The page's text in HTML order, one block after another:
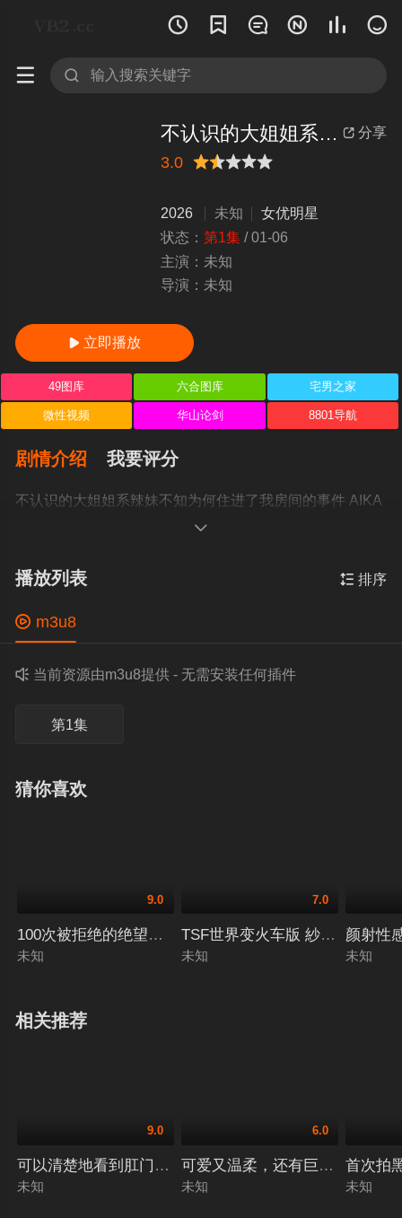
     
 
 分享
不认识的大姐姐系辣妹不知为何住进了我房间的事件 AIKA NACR-992
3.0
推荐力荐
2026 未知
女优明星
状态： 第1集/01-06
主演： 未知
导演： 未知
 立即播放
49图库 六合图库 宅男之家
微性视频 华山论剑 8801导航
剧情介绍 我要评分
不认识的大姐姐系辣妹不知为何住进了我房间的事件 AIKA

 排序
播放列表
 m3u8
 当前资源由m3u8提供 - 无需安装任何插件
第1集
猜你喜欢
9.0
未知
7.0
TSF世界变火车版 紗々原ゆり,
未知
颜射性
未知
相关推荐
9.0
可以清楚地看到肛门上的皱纹数量！ 无马赛 有村のぞ
未知
6.0
可爱又温柔，还有巨乳。勃起
未知
首次拍
未知